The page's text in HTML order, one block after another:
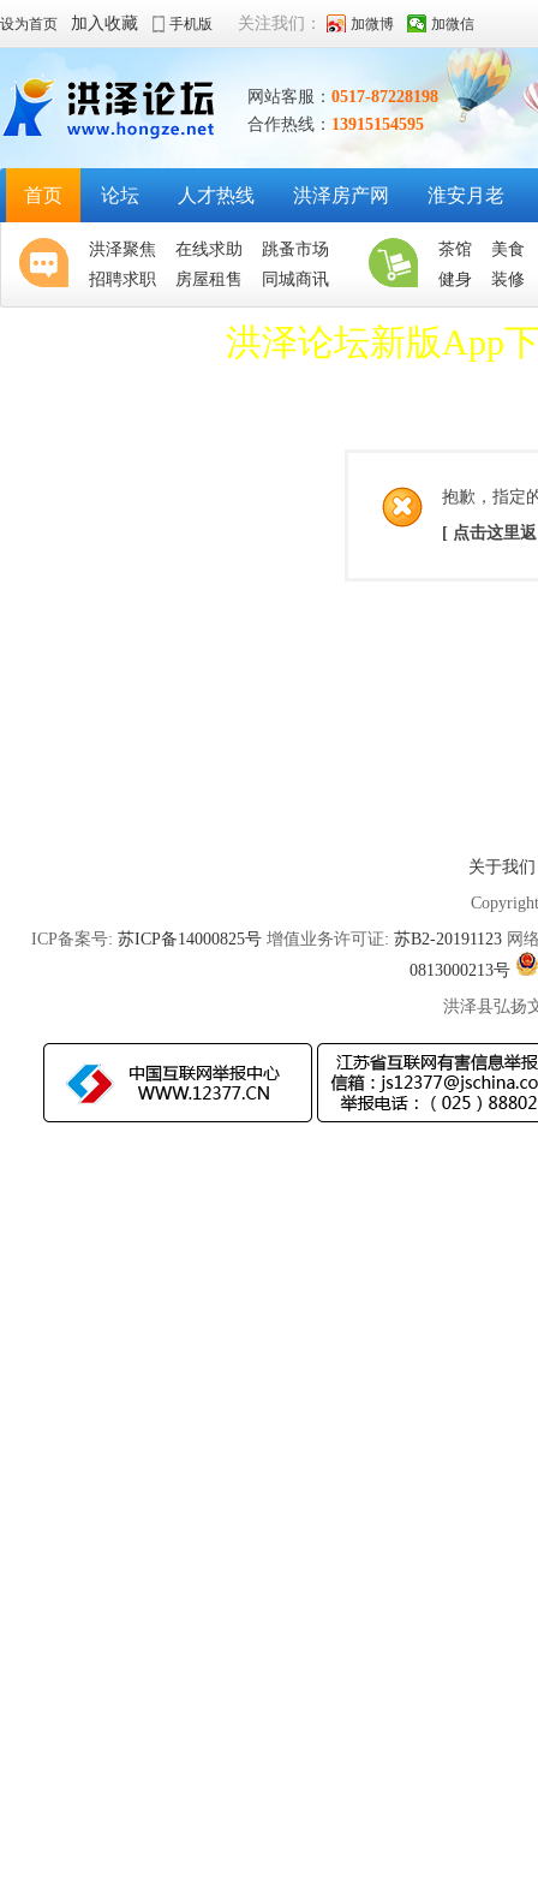
设为首页 加入收藏 手机版 关注我们： 加微博 加微信
网站客服： 0517-87228198
合作热线： 13915154595
首页 论坛 人才热线 洪泽房产网 淮安月老
洪泽聚焦 在线求助
跳蚤市场
招聘求职
房屋租售 同城商讯
茶馆
美食
健身
装修
洪泽论坛新版App
抱歉，指定
[ 点击这里
关于我们
ICP备案号: 苏ICP备14000825号 增值业务许可证: 苏B2-20191123 网
0813000213号
洪泽县弘扬